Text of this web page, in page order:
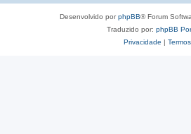
Desenvolvido porphpBB® Forum
Traduzido por: phpBB
Privacidade | Termos